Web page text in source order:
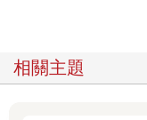
相關主題